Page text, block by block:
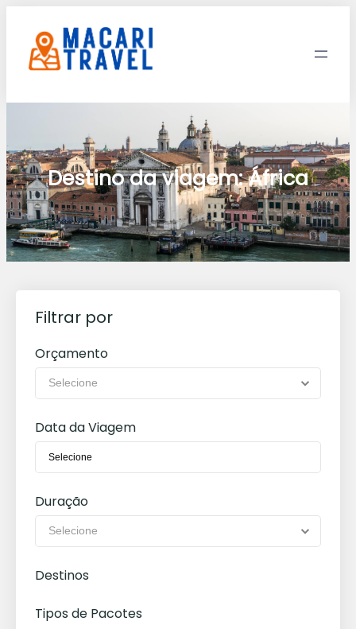
Destino da viagem:África
Filtrar por
Orçamento
Data da Viagem
Duração
Destinos
Tipos de Pacotes